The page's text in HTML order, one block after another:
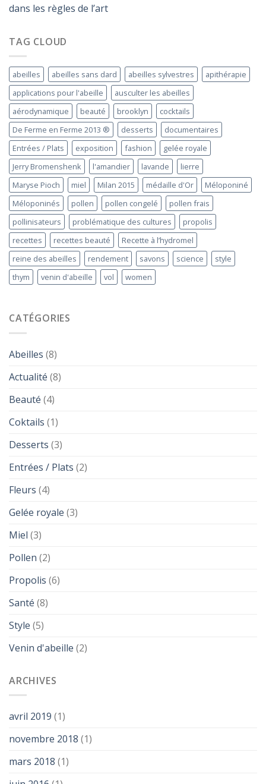
dans les règles de l’art
TAG CLOUD
abeilles abeilles sans dard abeilles sylvestres
apithérapie
applications pour l'abeille
ausculter les abeilles
aérodynamique
beauté brooklyn
cocktails
De Ferme en Ferme 2013 ®
desserts
documentaires
Entrées / Plats
exposition fashion
gelée royale
Jerry Bromenshenk
l'amandier lavande
lierre
Maryse Pioch
miel Milan 2015 médaille d'Or
Méloponiné
Méloponinés
pollen pollen congelé
pollen frais
pollinisateurs
problématique des cultures
propolis
recettes
recettes beauté
Recette à l’hydromel
reine des abeilles
rendement savons science
style
thym
venin d'abeille vol women
CATÉGORIES
Abeilles (8)
Actualité (8)
Beauté (4)
Coktails (1)
Desserts (3)
Entrées / Plats (2)
Fleurs (4)
Gelée royale (3)
Miel (3)
Pollen (2)
Propolis (6)
Santé (8)
Style (5)
Venin d'abeille (2)
ARCHIVES
avril 2019 (1)
novembre 2018 (1)
mars 2018 (1)